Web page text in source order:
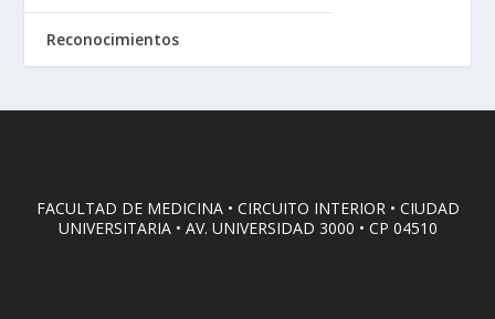
Reconocimientos
FACULTAD DE MEDICINA • CIRCUITO INTERIOR • CIUDAD
UNIVERSITARIA • AV. UNIVERSIDAD 3000 • CP 04510